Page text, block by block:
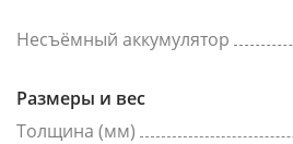
Несъёмный аккумулятор
Размеры и вес
Толщина (мм)